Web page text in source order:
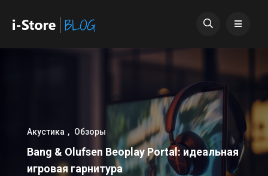
Акустика Обзоры
Bang & Olufsen Beoplay Portal: идеальная
игровая гарнитура